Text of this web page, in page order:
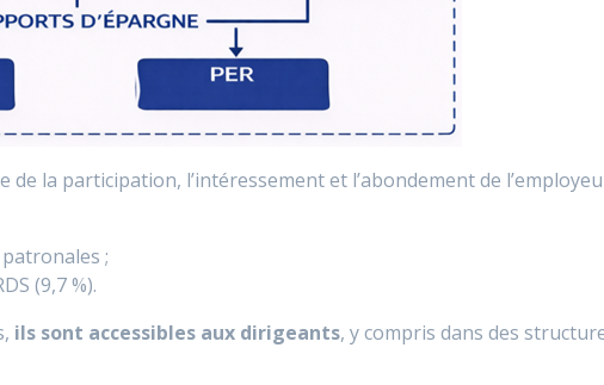
de la participation, l’intéressement et l’abondement de
;
(9,7 %).
ils sont accessibles aux dirigeants, y compris dans des